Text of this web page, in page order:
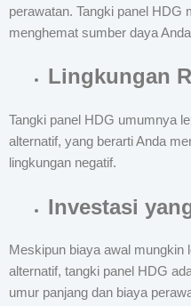
perawatan. Tangki panel HDG
menghemat sumber daya
Lingkungan
Tangki panel HDG umumnya
alternatif, yang berarti Anda
lingkungan negatif.
Investasi
Meskipun biaya awal mungkin
alternatif, tangki panel HDG
umur panjang dan biaya